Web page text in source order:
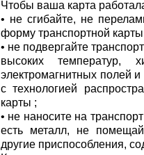
Чтобы ваша карта
• не сгибайте, не
форму транспортной
• не подвергайте
высоких температур,
электромагнитных полей
с технологией
карты ;
• не наносите на
есть металл, не
другие приспособления,